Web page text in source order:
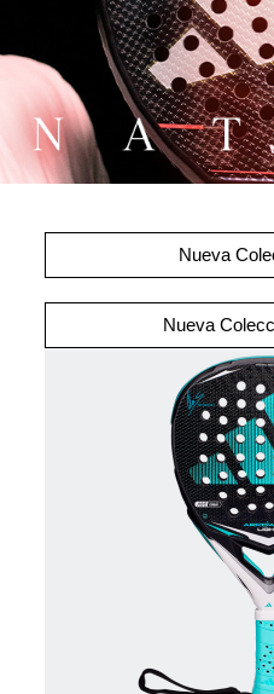
Nueva
Nueva